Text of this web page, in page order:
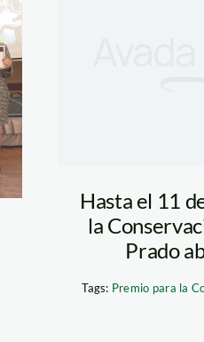
Hasta el 11
la
Prado
Tags: Premio para la